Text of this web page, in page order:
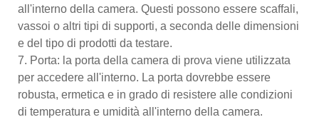
all'interno della camera. Questi possono essere scaffali,
vassoi o altri tipi di supporti, a seconda delle dimensioni
e del tipo di prodotti da testare.
7. Porta: la porta della camera di prova viene utilizzata
per accedere all'interno. La porta dovrebbe essere
robusta, ermetica e in grado di resistere alle condizioni
di temperatura e umidità all'interno della camera.